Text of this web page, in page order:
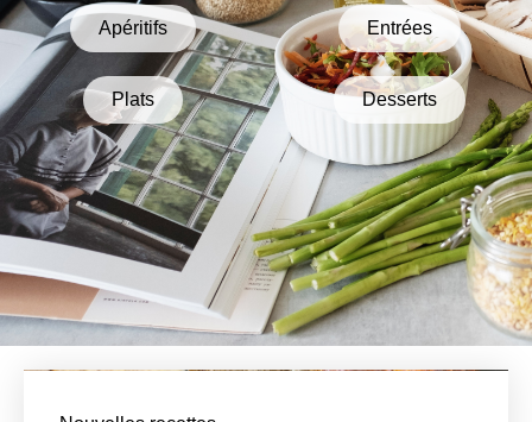
Apéritifs Entrées
Plats Desserts